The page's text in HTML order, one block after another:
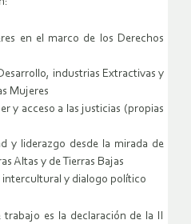
en el marco de los Derechos
industrias Extractivas y
Mujeres
y acceso a las justicias (propias
y liderazgo desde la mirada de
Altas y de Tierras Bajas
intercultural y dialogo político
trabajo es la declaración de la II